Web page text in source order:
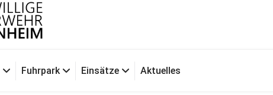
Fuhrpark Einsätze Aktuelles